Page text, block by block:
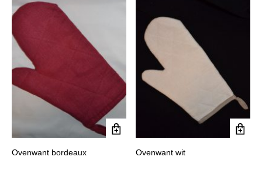
Ovenwant bordeaux Ovenwant wit